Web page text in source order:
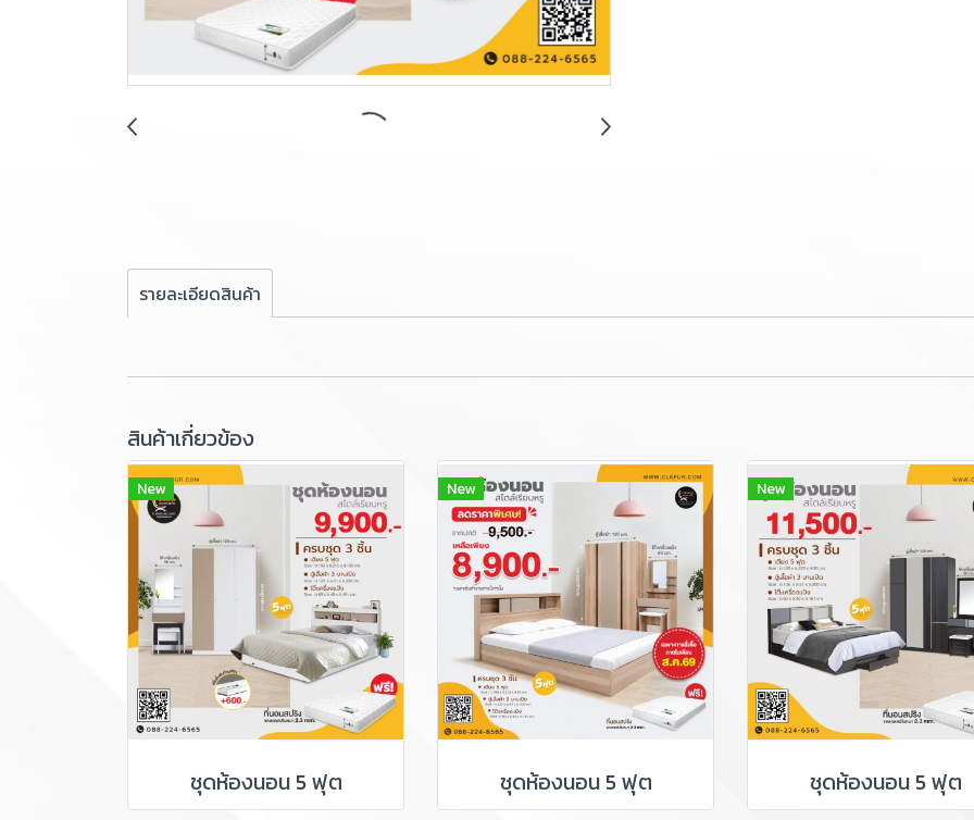
รายละเอียดสินค้า
สินค้าเกี่ยวข้อง
New
ชุดห้องนอน 5 ฟุต
New
ชุดห้องนอน 5 ฟุต
New
ชุดห้องนอน 5 ฟุต